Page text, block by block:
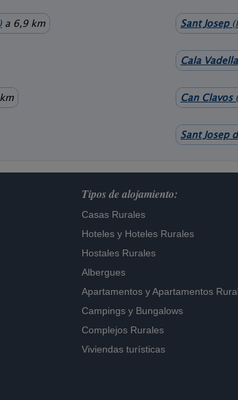
a 6,9 km Sant Josep
Cala Vadella
Can Clavos
Sant Josep
Tipos de alojamiento:
Casas Rurales
Hoteles y Hoteles Rurales
Hostales Rurales
Albergues
Apartamentos yApartamentos
Campings y Bungalows
Complejos Rurales
Viviendas turísticas